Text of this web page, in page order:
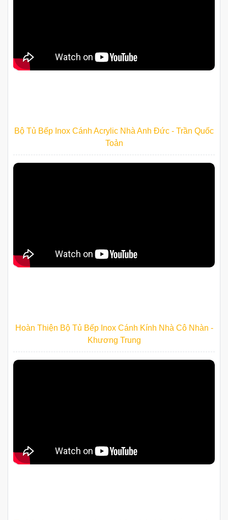
Bộ Tủ Bếp Inox Cánh Acrylic Nhà Anh Đức - Trần Quốc
Toản
Hoàn Thiện Bộ Tủ Bếp Inox Cánh Kính Nhà Cô Nhàn -
Khương Trung